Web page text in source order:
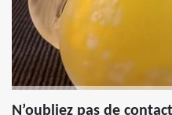
N’oubliez pas de